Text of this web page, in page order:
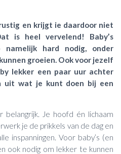
en krijgt ie daardoor niet
is heel vervelend! Baby’s
namelijk hard nodig, onder
groeien. Ook voor jezelf
lekker een paar uur achter
uit wat je kunt doen bij een
belangrijk. Je hoofd én lichaam
je de prikkels van de dag en
inspanningen. Voor baby’s (en
ook nodig om lekker te kunnen